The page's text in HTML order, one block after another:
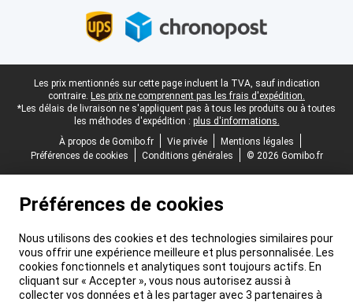
Pied-de-page légal
Les prix mentionnés sur cette page incluent la TVA, sauf indication
contraire. Les prix ne comprennent pas les frais d'expédition.
*Les délais de livraison ne s'appliquent pas à tous les produits ou à toutes
les méthodes d'expédition : plus d'informations.
À propos de Gomibo.fr
Vie privée
Mentions légales
Préférences de cookies
Conditions générales © 2026 Gomibo.fr
Préférences de cookies
Nous utilisons des cookies et des technologies similaires pour
vous offrir une expérience meilleure et plus personnalisée. Les
cookies fonctionnels et analytiques sont toujours actifs. En
cliquant sur « Accepter », vous nous autorisez aussi à
collecter vos données et à les partager avec 3 partenaires à